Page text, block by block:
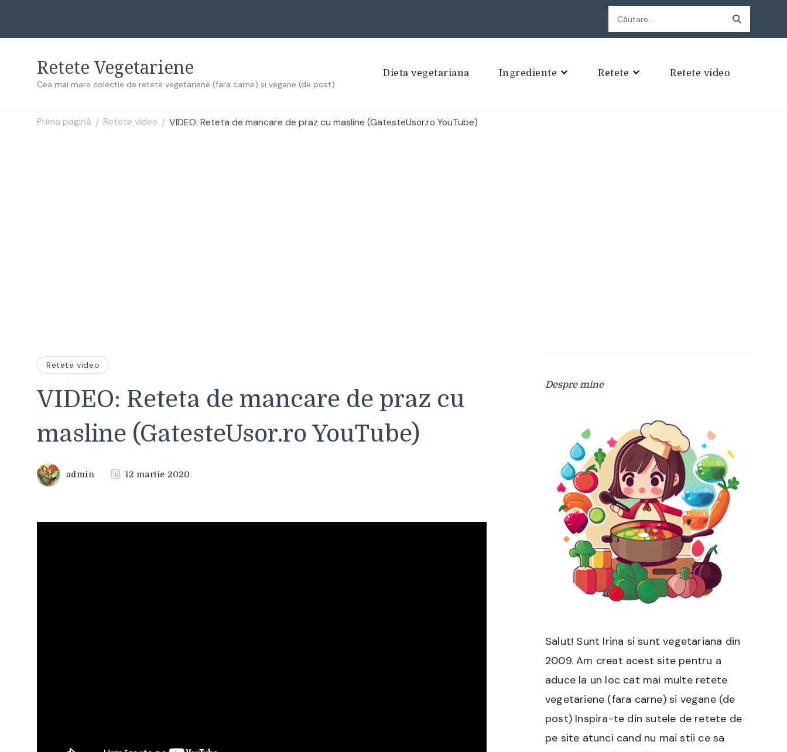
Caută
după:
Retete Vegetariene
Cea mai mare colectie de retete vegetariene (fara carne) si vegane (de post)
Dieta vegetariana Ingrediente Retete Retete video
Prima pagină / Retete video / VIDEO: Reteta de mancare de praz cu masline (GatesteUsor.ro YouTube)
Retete video
VIDEO: Reteta de mancare de praz cu
masline (GatesteUsor.ro YouTube)
admin 12 martie 2020
Despre mine
Salut! Sunt Irina si sunt vegetariana din
2009. Am creat acest site pentru a
aduce la un loc cat mai multe retete
vegetariene (fara carne) si vegane (de
post) Inspira-te din sutele de retete de
pe site atunci cand nu mai stii ce sa